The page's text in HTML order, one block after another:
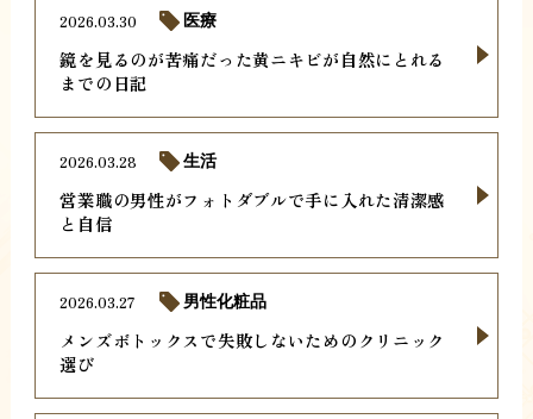
鏡を見るのが苦痛だった黄ニキビが自然にとれる
までの日記
2026.03.30 医療
営業職の男性がフォトダブルで手に入れた清潔感
と自信
2026.03.28 生活
メンズボトックスで失敗しないためのクリニック
選び
2026.03.27 男性化粧品